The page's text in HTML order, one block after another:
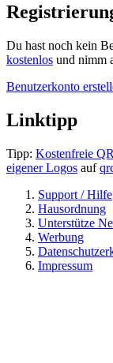
Du hast noch kein
kostenlos und nimm
Benutzerkonto
Linktipp
Tipp: Kostenfreie
eigener Logos auf
Support / Hilfe
Hausordnung
Unterstütze
Werbung
Impressum